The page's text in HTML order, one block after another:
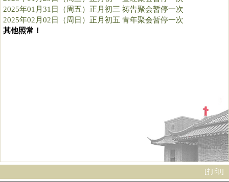
2025年01月31日（周五）正月初三 祷告聚会暂停一次
2025年02月02日（周日）正月初五 青年聚会暂停一次
其他照常！
[打印]